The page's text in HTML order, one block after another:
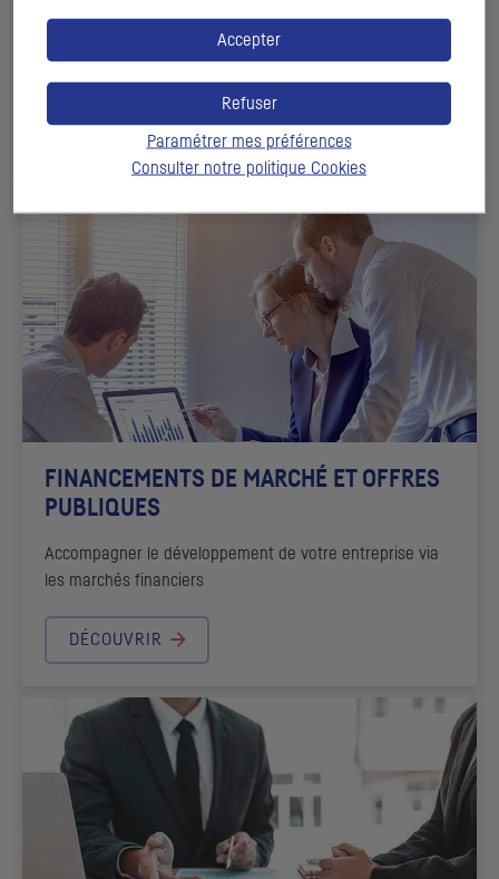
Des produits de placements structurés, portés par une
signature reconnue, leCIC
DÉCOUVRIR
FINANCEMENTS DE MARCHÉ ET OFFRES
PUBLIQUES
Accompagner le développement de votre entreprise via
les marchés financiers
DÉCOUVRIR
Accepter
Refuser
Paramétrer mes préférences
Consulter notre politique Cookies